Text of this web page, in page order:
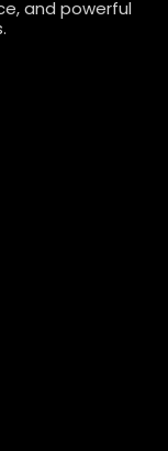
and powerful